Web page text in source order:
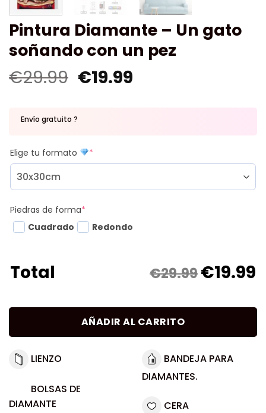
Pintura Diamante – Un gato
soñando con un pez
€29.99 €19.99
Envío gratuito ?
Elige tu formato *
Piedras de forma*
Cuadrado
Redondo
Total €29.99€19.99
AÑADIR AL CARRITO
LIENZO
BOLSAS DE
DIAMANTE
BANDEJA PARA
DIAMANTES.
CERA